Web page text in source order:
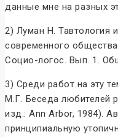
данные мне на разных
2) Луман Н. Тавтология
современного
Социо-логос. Вып. 1.
3) Среди работ на эту
М.Г. Беседа любителей
изд.: Ann Arbor, 1984).
принципиальную